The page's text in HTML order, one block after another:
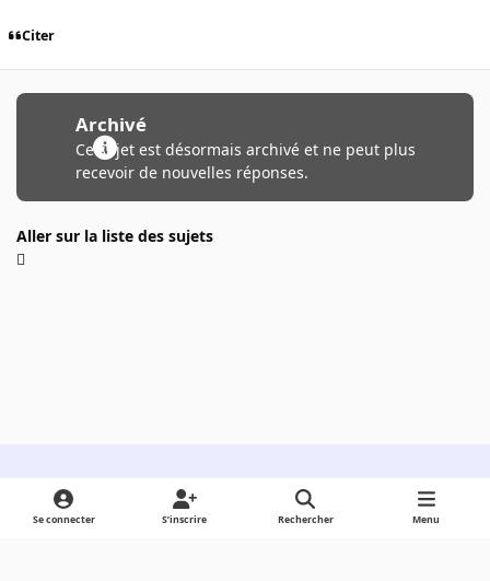
Citer
Archivé
Ce sujet est désormais archivé et ne peut plus
recevoir de nouvelles réponses.
Aller sur la liste des sujets
Light ModeDark ModeSystem Preference
Se connecter S’inscrire Rechercher Menu